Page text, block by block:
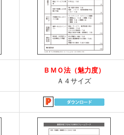
ＢＭＯ法（魅力度）
Ａ４サイズ